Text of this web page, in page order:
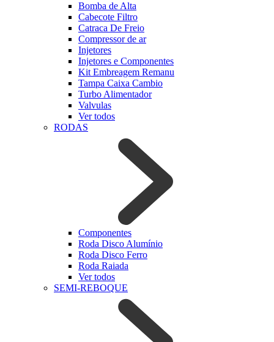
Bomba de Alta
Cabecote Filtro
Catraca De Freio
Compressor de ar
Injetores
Injetores e Componentes
Kit Embreagem Remanu
Tampa Caixa Cambio
Turbo Alimentador
Valvulas
Ver todos
RODAS
Componentes
Roda Disco Alumínio
Roda Disco Ferro
Roda Raiada
Ver todos
SEMI-REBOQUE